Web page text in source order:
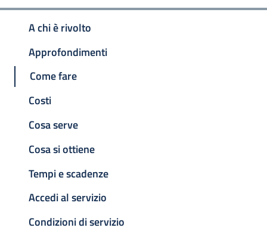
A chi è rivolto
Approfondimenti
Come fare
Costi
Cosa serve
Cosa si ottiene
Tempi e scadenze
Accedi al servizio
Condizioni di servizio